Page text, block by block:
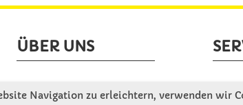
ÜBER UNS
Wir stellen uns vor
Navigation zu erleichtern, verwenden wir